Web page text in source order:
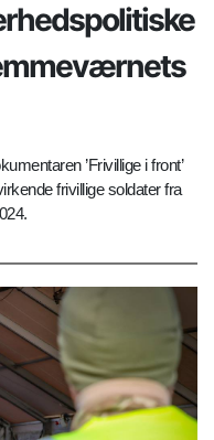
’Frivillige i front’
frivillige soldater fra